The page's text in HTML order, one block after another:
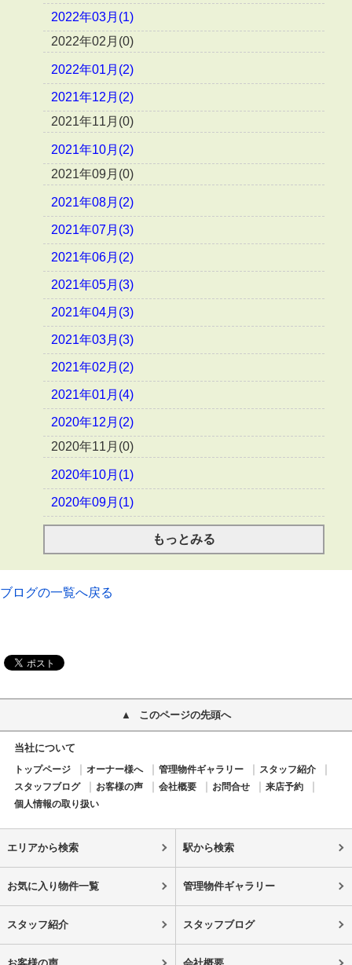
2022年03月(1)
2022年02月(0)
2022年01月(2)
2021年12月(2)
2021年11月(0)
2021年10月(2)
2021年09月(0)
2021年08月(2)
2021年07月(3)
2021年06月(2)
2021年05月(3)
2021年04月(3)
2021年03月(3)
2021年02月(2)
2021年01月(4)
2020年12月(2)
2020年11月(0)
2020年10月(1)
2020年09月(1)
もっとみる
ブログの一覧へ戻る
このページの先頭へ
当社について
トップページ オーナー様へ 管理物件ギャラリー
スタッフ紹介
スタッフブログ
お客様の声 会社概要 お問合せ
来店予約
個人情報の取り扱い
エリアから検索 駅から検索
お気に入り物件一覧 管理物件ギャラリー
スタッフ紹介 スタッフブログ